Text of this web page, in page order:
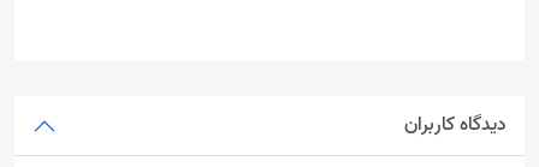
دیدگاه کاربران